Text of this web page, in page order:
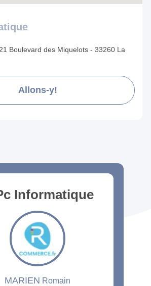
Boulevard des Miquelots - 33260 La
Allons-y!
Informatique
MARIEN Romain